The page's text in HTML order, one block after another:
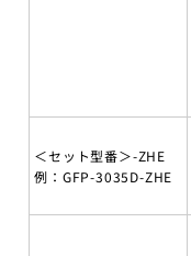
＜セット型番＞-ZHE
例：GFP-3035D-ZHE